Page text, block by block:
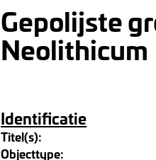
Gepolijste
Neolithicum
Identificatie
Titel(s):
Objecttype: